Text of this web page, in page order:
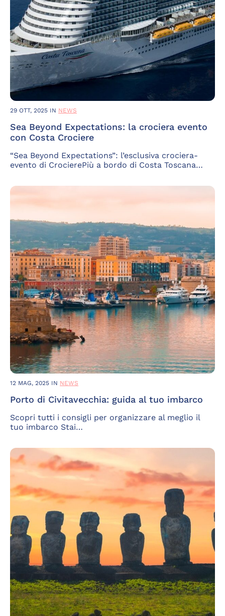
29 OTT, 2025 IN NEWS
Sea Beyond Expectations: la crociera evento
con Costa Crociere
“Sea Beyond Expectations”: l’esclusiva crociera-
evento di CrocierePiù a bordo di Costa Toscana…
12 MAG, 2025 IN NEWS
Porto di Civitavecchia: guida al tuo imbarco
Scopri tutti i consigli per organizzare al meglio il
tuo imbarco Stai…